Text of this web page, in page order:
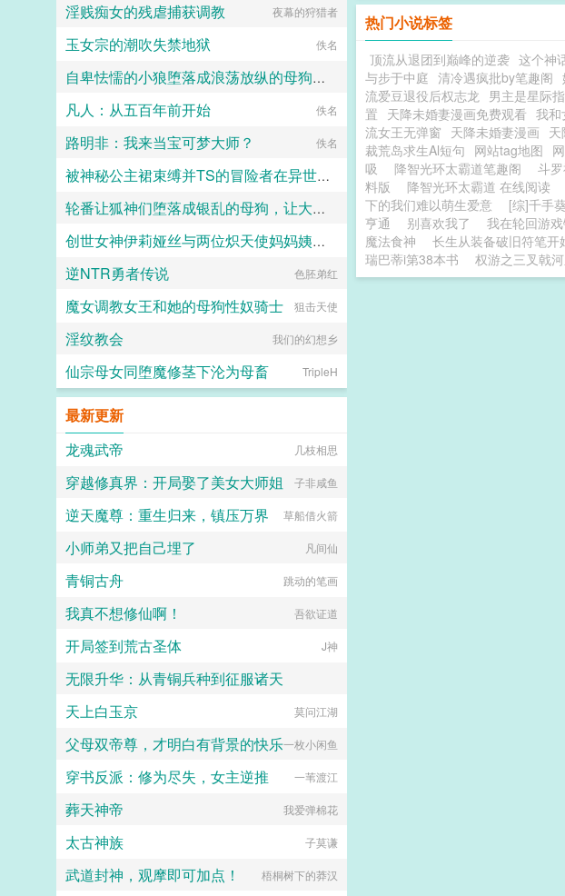
热门小说标签
顶流从退团到巅峰的逆袭 这个神
与步于中庭 清冷遇疯批by笔趣阁
流爱豆退役后权志龙 男主是星际
置 天降未婚妻漫画免费观看 我和
流女王无弹窗 天降未婚妻漫画
裁荒岛求生Al短句 网站tag地图
吸
降智光环太霸道笔趣阁 斗
料版
降智光环太霸道 在线阅读
下的我们难以萌生爱意
[综]千手
亨通
别喜欢我了 我在轮回游
魔法食神
长生从装备破旧符笔开
瑞巴蒂i第38本书
权游之三叉戟
淫贱痴女的残虐捕获调教 夜幕的狩猎者
玉女宗的潮吹失禁地狱 佚名
自卑怯懦的小狼堕落成浪荡放纵的母狗一共需要多久？用快感洗刷掉一切自我和人格吧～
竹子
凡人：从五百年前开始 佚名
路明非：我来当宝可梦大师？ 佚名
被神秘公主裙束缚并TS的冒险者在异世界的色色奇遇故事
代号穿山甲
轮番让狐神们堕落成银乱的母狗，让大家全都沦陷成喜欢被信徒群奸的淫神吧～
创世女神伊莉娅丝与两位炽天使妈妈姨妈一起输给勇者的肉棒，神国沦陷成为新神王的永世肉便器
愛と税のために
逆NTR勇者传说 色胚弟红
魔女调教女王和她的母狗性奴骑士 狙击天使
淫纹教会 我们的幻想乡
仙宗母女同堕魔修茎下沦为母畜 TripleH
最新更新
龙魂武帝
几枝相思
穿越修真界：开局娶了美女大师姐 子非咸鱼
逆天魔尊：重生归来，镇压万界 草船借火箭
小师弟又把自己埋了 凡间仙
青铜古舟 跳动的笔画
我真不想修仙啊！ 吾欲证道
开局签到荒古圣体 J神
无限升华：从青铜兵种到征服诸天
桃山的布兰文
天上白玉京 莫问江湖
父母双帝尊，才明白有背景的快乐一枚小闲鱼
穿书反派：修为尽失，女主逆推 一苇渡江
葬天神帝 我爱弹棉花
太古神族 子莫谦
武道封神，观摩即可加点！ 梧桐树下的莽汉